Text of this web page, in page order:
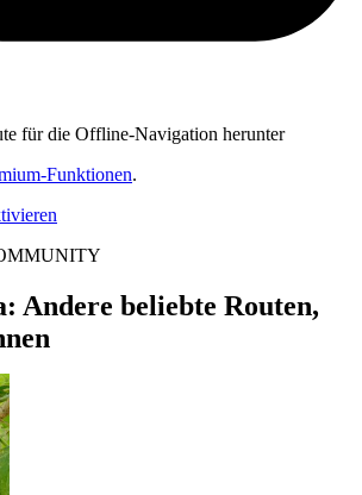
für die Offline-Navigation herunter
Funktionen.
Andere beliebte Routen,